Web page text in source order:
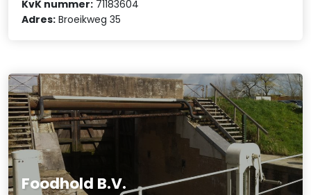
KvK nummer: 71183604
Adres: Broeikweg 35
Foodhold B.V.